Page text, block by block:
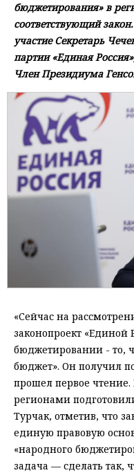
бюджетирования» в
соответствующий
участие Секретарь
партии «Единая
Член Президиума
«Сейчас на
законопроект
бюджетировании - то,
бюджет». Он получил
прошел первое
регионами
Турчак, отметив, что
единую правовую
«народного
задача — сделать так,